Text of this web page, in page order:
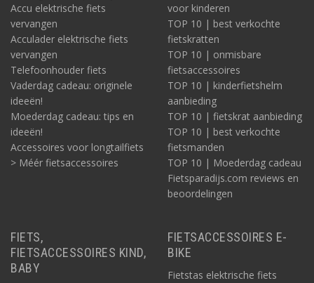
Accu elektrische fiets
vervangen
Acculader elektrische fiets
vervangen
Telefoonhouder fiets
Vaderdag cadeau: originele
ideeën!
Moederdag cadeau: tips en
ideeën!
Accessoires voor longtailfiets
> Méér fietsaccessoires
voor kinderen
TOP 10 | best verkochte
fietskratten
TOP 10 | onmisbare
fietsaccessoires
TOP 10 | kinderfietshelm
aanbieding
TOP 10 | fietskrat aanbieding
TOP 10 | best verkochte
fietsmanden
TOP 10 | Moederdag cadeau
Fietsparadijs.com reviews en
beoordelingen
FIETS,
FIETSACCESSOIRES KIND,
BABY
FIETSACCESSOIRES E-
BIKE
Fietstas elektrische fiets